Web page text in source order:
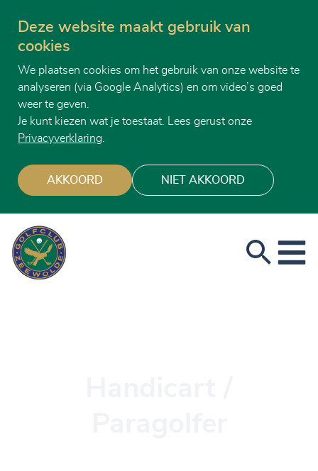
Deze website maakt gebruik van
cookies
We plaatsen cookies om het gebruik van onze website te
analyseren (via Google Analytics) en om video’s goed
weer te geven.
Je kunt kiezen wat je toestaat. Lees gerust onze
Privacyverklaring
AKKOORD NIET AKKOORD